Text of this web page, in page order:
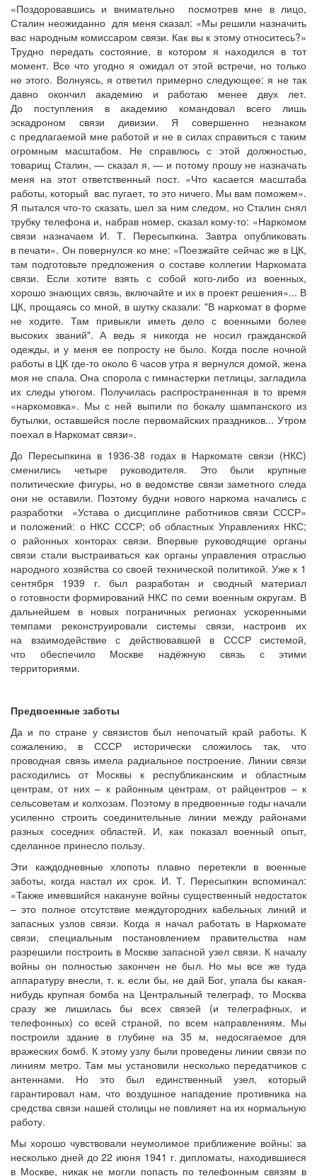
«Поздоровавшись и внимательно посмотрев мне в лицо,
Сталин неожиданно для меня сказал: «Мы решили назначить
вас народным комиссаром связи. Как вы к этому относитесь?»
Трудно передать состояние, в котором я находился в тот
момент. Все что угодно я ожидал от этой встречи, но только
не этого. Волнуясь, я ответил примерно следующее: я не так
давно окончил академию и работаю менее двух лет.
До поступления в академию командовал всего лишь
эскадроном связи дивизии. Я совершенно незнаком
с предлагаемой мне работой и не в силах справиться с таким
огромным масштабом. Не справлюсь с этой должностью,
товарищ Сталин, — сказал я, — и потому прошу не назначать
меня на этот ответственный пост. «Что касается масштаба
работы, который вас пугает, то это ничего. Мы вам поможем».
Я пытался что-то сказать, шел за ним следом, но Сталин снял
трубку телефона и, набрав номер, сказал кому-то: «Наркомом
связи назначаем И. Т. Пересыпкина. Завтра опубликовать
в печати». Он повернулся ко мне: «Поезжайте сейчас же в ЦК,
там подготовьте предложения о составе коллегии Наркомата
связи. Если хотите взять с собой кого-либо из военных,
хорошо знающих связь, включайте и их в проект решения»... В
ЦК, прощаясь со мной, в шутку сказали: "В наркомат в форме
не ходите. Там привыкли иметь дело с военными более
высоких званий". А ведь я никогда не носил гражданской
одежды, и у меня ее попросту не было. Когда после ночной
работы в ЦК где-то около 6 часов утра я вернулся домой, жена
моя не спала. Она спорола с гимнастерки петлицы, загладила
их следы утюгом. Получилась распространенная в то время
«наркомовка». Мы с ней выпили по бокалу шампанского из
бутылки, оставшейся после первомайских праздников... Утром
поехал в Наркомат связи».
До Пересыпкина в 1936-38 годах в Наркомате связи (НКС)
сменились четыре руководителя. Это были крупные
политические фигуры, но в ведомстве связи заметного следа
они не оставили. Поэтому будни нового наркома начались с
разработки «Устава о дисциплине работников связи СССР»
и положений: о НКС СССР; об областных Управлениях НКС;
о районных конторах связи. Впервые руководящие органы
связи стали выстраиваться как органы управления отраслью
народного хозяйства со своей технической политикой. Уже к 1
сентября 1939 г. был разработан и сводный материал
о готовности формирований НКС по семи военным округам. В
дальнейшем в новых пограничных регионах ускоренными
темпами реконструировали системы связи, настроив их
на взаимодействие с действовавшей в СССР системой,
что обеспечило Москве надёжную связь с этими
территориями.
Предвоенные заботы
Да и по стране у связистов был непочатый край работы. К
сожалению, в СССР исторически сложилось так, что
проводная связь имела радиальное построение. Линии связи
расходились от Москвы к республиканским и областным
центрам, от них – к районным центрам, от райцентров – к
сельсоветам и колхозам. Поэтому в предвоенные годы начали
усиленно строить соединительные линии между районами
разных соседних областей. И, как показал военный опыт,
сделанное принесло пользу.
Эти каждодневные хлопоты плавно перетекли в военные
заботы, когда настал их срок. И. Т. Пересыпкин вспоминал:
«Также имевшийся накануне войны существенный недостаток
– это полное отсутствие междугородних кабельных линий и
запасных узлов связи. Когда я начал работать в Наркомате
связи, специальным постановлением правительства нам
разрешили построить в Москве запасной узел связи. К началу
войны он полностью закончен не был. Но мы все же туда
аппаратуру внесли, т. к. если бы, не дай Бог, упала бы какая-
нибудь крупная бомба на Центральный телеграф, то Москва
сразу же лишилась бы всех связей (и телеграфных, и
телефонных) со всей страной, по всем направлениям. Мы
построили здание в глубине на 35 м, недосягаемое для
вражеских бомб. К этому узлу были проведены линии связи по
линиям метро. Там мы установили несколько передатчиков с
антеннами. Но это был единственный узел, который
гарантировал нам, что воздушное нападение противника на
средства связи нашей столицы не повлияет на их нормальную
работу.
Мы хорошо чувствовали неумолимое приближение войны: за
несколько дней до 22 июня 1941 г. дипломаты, находившиеся
в Москве, никак не могли попасть по телефонным связям в